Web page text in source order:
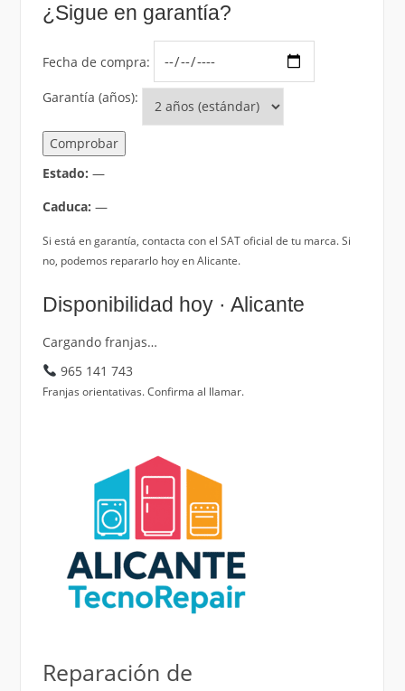
¿Sigue en garantía?
Fecha de compra:
Garantía (años):
Comprobar
Estado: —
Caduca: —
Si está en garantía, contacta con el SAT oficial de tu marca. Si
no, podemos repararlo hoy en Alicante.
Disponibilidad hoy · Alicante
Cargando franjas…
965 141 743
Franjas orientativas. Confirma al llamar.
Reparación de